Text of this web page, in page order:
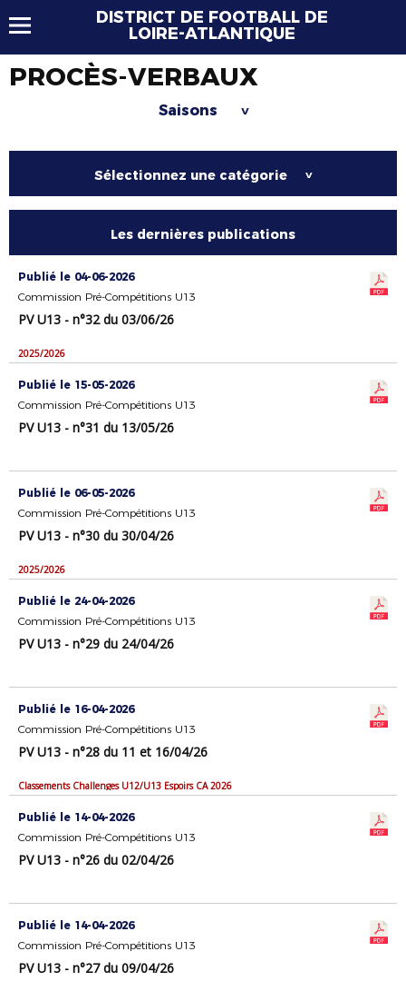
DISTRICT DE FOOTBALL DE
LOIRE-ATLANTIQUE
PROCÈS-VERBAUX
Saisons >
Sélectionnez une catégorie >
Les dernières publications
Publié le 04-06-2026
Commission Pré-Compétitions U13
PV U13 - n°32 du 03/06/26
2025/2026
Publié le 15-05-2026
Commission Pré-Compétitions U13
PV U13 - n°31 du 13/05/26
Publié le 06-05-2026
Commission Pré-Compétitions U13
PV U13 - n°30 du 30/04/26
2025/2026
Publié le 24-04-2026
Commission Pré-Compétitions U13
PV U13 - n°29 du 24/04/26
Publié le 16-04-2026
Commission Pré-Compétitions U13
PV U13 - n°28 du 11 et 16/04/26
Classements Challenges U12/U13 Espoirs CA 2026
Publié le 14-04-2026
Commission Pré-Compétitions U13
PV U13 - n°26 du 02/04/26
Publié le 14-04-2026
Commission Pré-Compétitions U13
PV U13 - n°27 du 09/04/26